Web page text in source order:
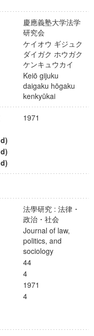
慶應義塾大学法学
研究会
ケイオウ ギジュク
ダイガク ホウガク
ケンキュウカイ
Keiō gijuku
daigaku hōgaku
kenkyūkai
1971
法學研究 : 法律・
政治・社会
Journal of law,
politics, and
sociology
44
4
1971
4